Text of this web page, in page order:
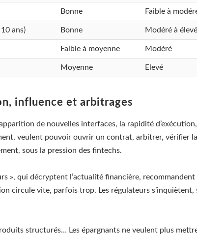
Bonne Faible à
ans) Bonne Modéré à élevé
Faible à moyenne Modéré
Moyenne Elevé
influence et arbitrages
de nouvelles interfaces, la rapidité
veulent pouvoir ouvrir un contrat, arbitrer, vérifier
sous la pression des fintechs.
», qui décryptent l’actualité financière,
circule vite, parfois trop. Les régulateurs
structurés… Les épargnants ne veulent plus